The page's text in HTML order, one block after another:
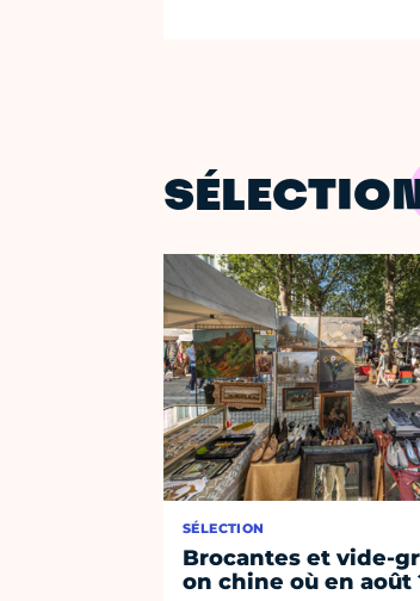
SÉLECTION
Brocantes et vide-
on chine où en août